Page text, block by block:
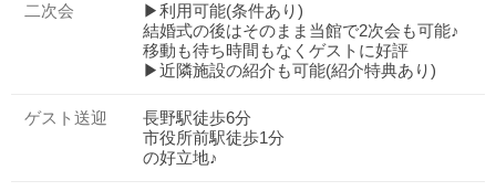
二次会
▶利用可能(条件あり)
結婚式の後はそのまま当館で2次会も可能♪
移動も待ち時間もなくゲストに好評
▶近隣施設の紹介も可能(紹介特典あり)
ゲスト送迎
長野駅徒歩6分
市役所前駅徒歩1分
の好立地♪